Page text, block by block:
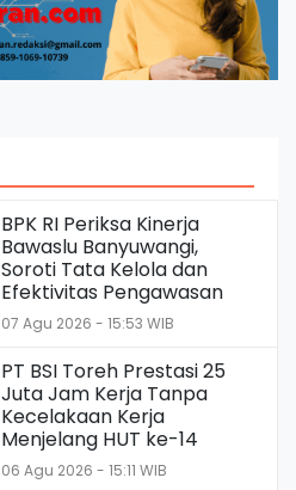
BPK RI Periksa Kinerja
Bawaslu Banyuwangi,
Soroti Tata Kelola dan
Efektivitas Pengawasan
07 Agu 2026 - 15:53 WIB
PT BSI Toreh Prestasi 25
Juta Jam Kerja Tanpa
Kecelakaan Kerja
Menjelang HUT ke-14
06 Agu 2026 - 15:11 WIB